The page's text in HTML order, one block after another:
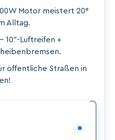
Motor meistert 20°
Alltag.
10″-Luftreifen +
öffentliche Straßen in